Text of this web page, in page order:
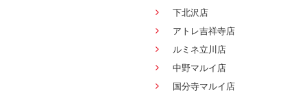
下北沢店
アトレ吉祥寺店
ルミネ立川店
中野マルイ店
国分寺マルイ店